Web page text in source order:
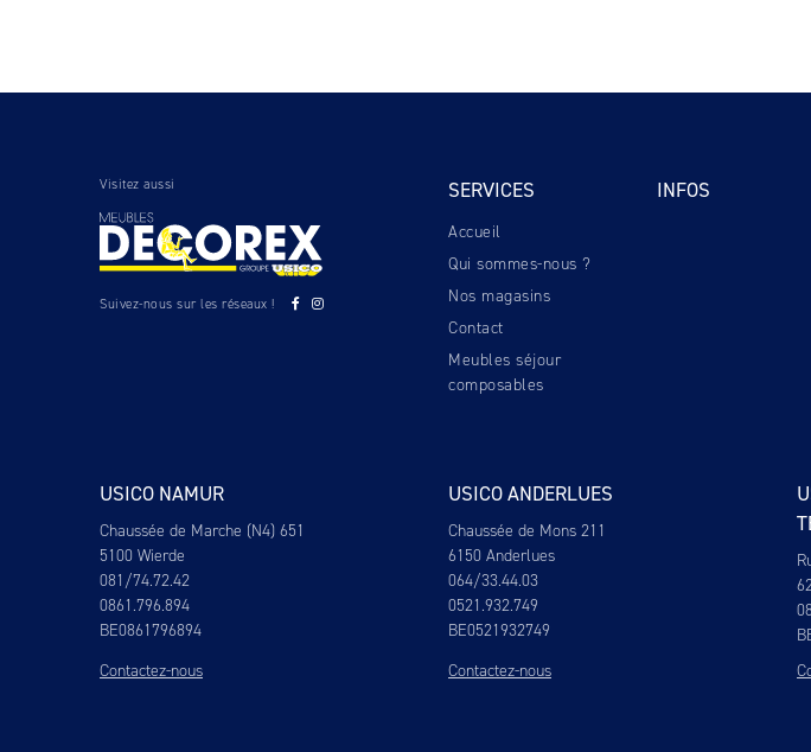
Visitez aussi
Suivez-nous sur les réseaux !
SERVICES
Accueil
Qui sommes-nous ?
Nos magasins
Contact
Meubles séjour
composables
INFOS
USICO NAMUR
Chaussée de Marche (N4) 651
5100 Wierde
081/74.72.42
0861.796.894
BE0861796894
Contactez-nous
USICO ANDERLUES
Chaussée de Mons 211
6150 Anderlues
064/33.44.03
0521.932.749
BE0521932749
Contactez-nous